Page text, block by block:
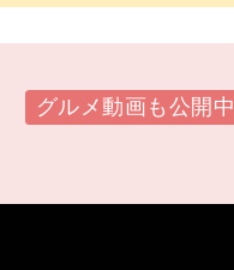
グルメ動画も公開中